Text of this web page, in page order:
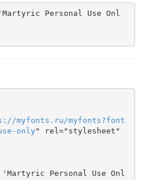
://myfonts . ru/myfonts?font
only" rel="stylesheet"
Personal Use Onl